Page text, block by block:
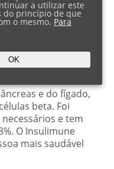
Insulimune está
naturais para
colesterol
Isto é
pois
também
e do fígado,
beta. Foi
e tem
O Insulimune
mais saudável
a utilizar este
do princípio de que
o mesmo. Para
OK